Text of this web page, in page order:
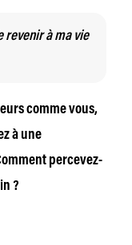
revenir à ma vie
comme vous,
à une
percevez-
?